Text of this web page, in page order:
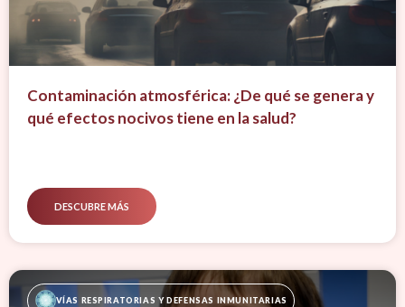
Contaminación atmosférica: ¿De qué se genera y
qué efectos nocivos tiene en la salud?
DESCUBRE MÁS
VÍAS RESPIRATORIAS Y DEFENSAS INMUNITARIAS